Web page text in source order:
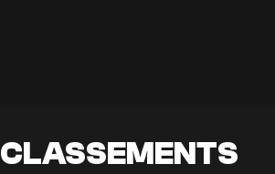
CLASSEMENTS